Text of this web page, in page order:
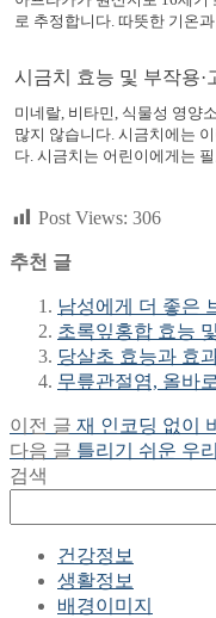
로 추정합니다. 따뜻한 기온
시금치 효능 및 부작용·
미네랄, 비타민, 식물성 영양
많지 않습니다. 시금치에는
다. 시금치는 어린이에게는
Post Views: 306
추천 글
남성에게 더 좋은
초록잎홍합 효능
당살초 효능과 효
무릎관절염, 올바
글
탐
이전 글 Previous
post:
재 인코딩 없이
다음 글 Next
틀리기 쉬운 우
검색
건강정보
생활정보
배경이미지